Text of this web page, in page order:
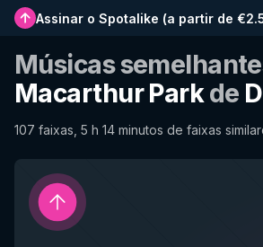
Assinar o Spotalike (a partir de
Músicas
Macarthur Parkde
107 faixas, 5 h 14 minutos de faixas